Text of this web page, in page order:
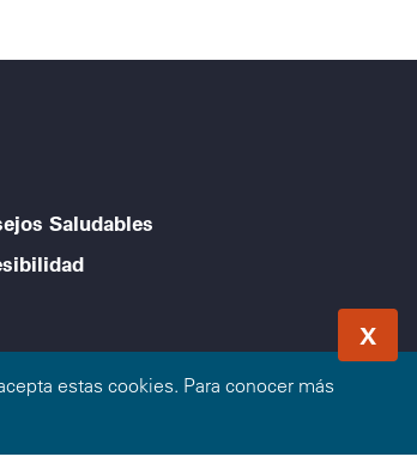
estas cookies. Para conocer más
X
Saludables